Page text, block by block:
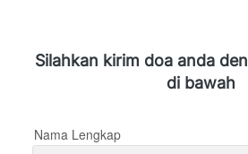
Silahkan kirim doa anda
di bawah
Nama Lengkap